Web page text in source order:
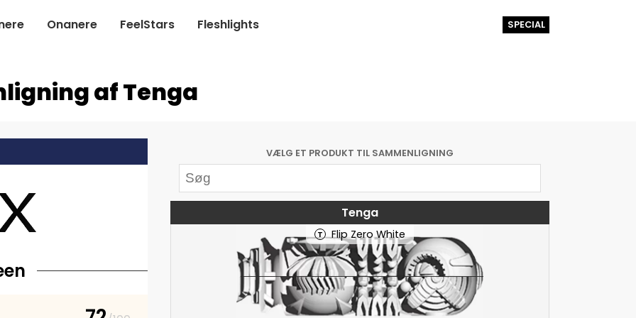
Onanere FeelStars Fleshlights SPECIAL
af Tenga
VÆLG ET PRODUKT TIL SAMMENLIGNING
Tenga
T Flip Zero White